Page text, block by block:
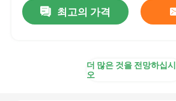
최고의 가격
더 많은 것을 전망하십시
오